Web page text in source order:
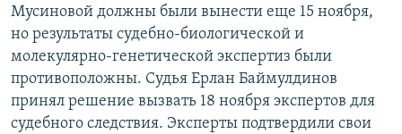
Мусиновой должны были вынести еще 15 ноября,
но результаты судебно-биологической и
молекулярно-генетической экспертиз были
противоположны. Судья Ерлан Баймулдинов
принял решение вызвать 18 ноября экспертов для
судебного следствия. Эксперты подтвердили свои